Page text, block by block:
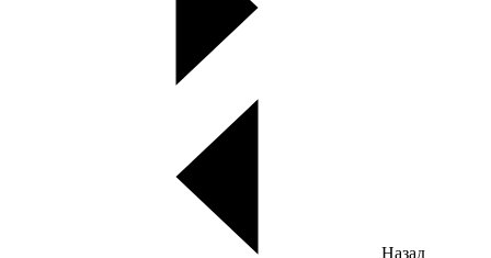
Назад